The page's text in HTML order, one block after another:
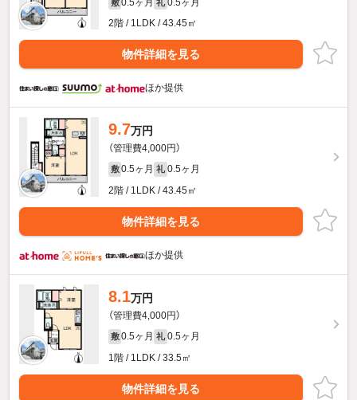
敷 礼
2階 / 1LDK / 43.45㎡
物件詳細を見る
ほか提供
9.7万円
（管理費4,000円）
敷 0.5ヶ月 礼 0.5ヶ月
2階 / 1LDK / 43.45㎡
物件詳細を見る
ほか提供
8.1万円
（管理費4,000円）
敷 0.5ヶ月 礼 0.5ヶ月
1階 / 1LDK / 33.5㎡
物件詳細を見る